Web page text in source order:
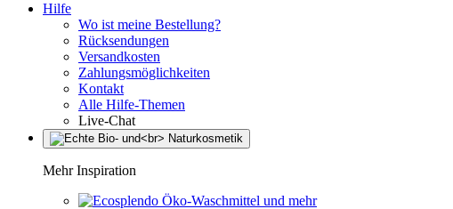
Hilfe
Wo ist meine Bestellung?
Rücksendungen
Versandkosten
Zahlungsmöglichkeiten
Kontakt
Alle Hilfe-Themen
Live-Chat
Mehr Inspiration
Öko-Waschmittel und mehr